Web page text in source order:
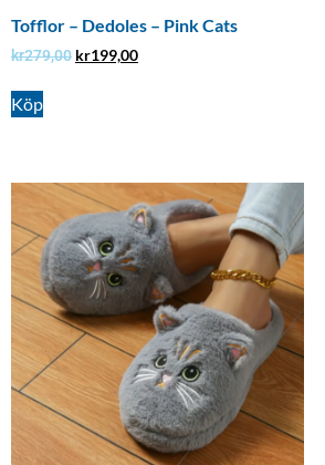
Tofflor – Dedoles – Pink Cats
kr279,00 kr199,00
Köp